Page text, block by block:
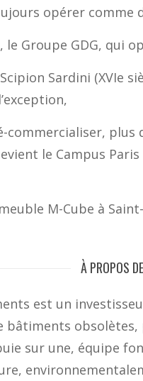
opérer comme
Groupe GDG, qui
Sardini (XVIe
plus
le Campus Paris
M-Cube à
À PROPOS
est un
sur une, équipe